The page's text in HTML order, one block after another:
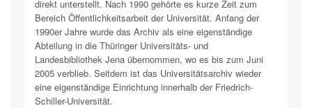
direkt unterstellt. Nach 1990 gehörte es kurze Zeit zum
Bereich Öffentlichkeitsarbeit der Universität. Anfang der
1990er Jahre wurde das Archiv als eine eigenständige
Abteilung in die Thüringer Universitäts- und
Landesbibliothek Jena übernommen, wo es bis zum Juni
2005 verblieb. Seitdem ist das Universitätsarchiv wieder
eine eigenständige Einrichtung innerhalb der Friedrich-
Schiller-Universität.